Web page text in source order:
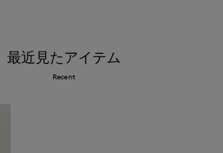
最近見たアイテム
Recent